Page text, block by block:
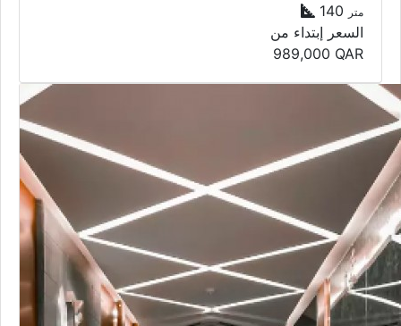
140 متر
السعر إبتداء من
989,000 QAR